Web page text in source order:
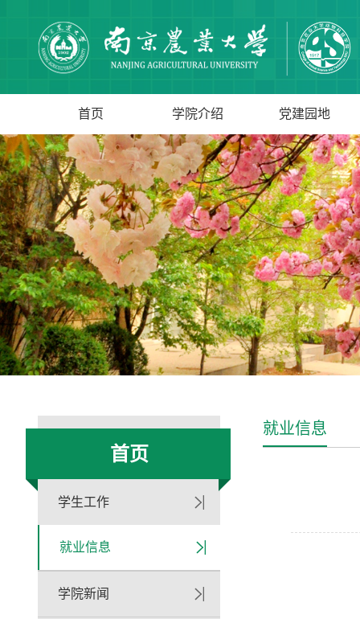
首页 学院介绍 党建园地
首页
学生工作
就业信息
学院新闻
就业信息